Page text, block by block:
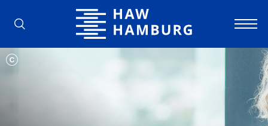
Hochschule für Angewandte